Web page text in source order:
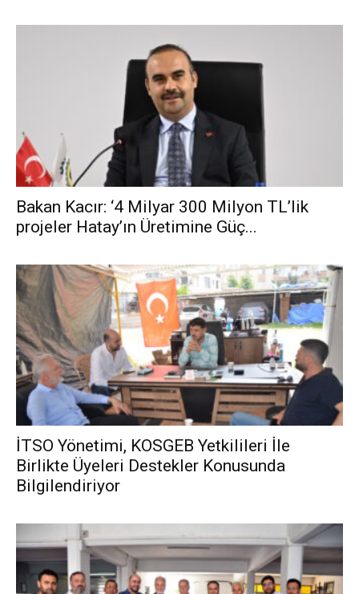
Bakan Kacır: ‘4 Milyar 300 Milyon TL’lik
projeler Hatay’ın Üretimine Güç...
İTSO Yönetimi, KOSGEB Yetkilileri İle
Birlikte Üyeleri Destekler Konusunda
Bilgilendiriyor